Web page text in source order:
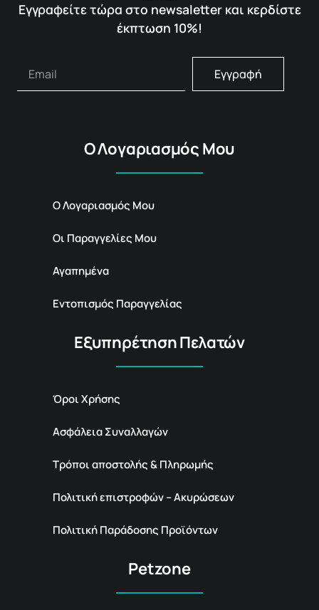
Εγγραφείτε τώρα στο newsaletter και κερδίστε
έκπτωση 10%!
Εγγραφή
Ο Λογαριασμός Μου
Ο Λογαριασμός Μου
Οι Παραγγελίες Μου
Αγαπημένα
Εντοπισμός Παραγγελίας
Εξυπηρέτηση Πελατών
Όροι Χρήσης
Ασφάλεια Συναλλαγών
Τρόποι αποστολής & Πληρωμής
Πολιτική επιστροφών – Ακυρώσεων
Πολιτική Παράδοσης Προϊόντων
Petzone